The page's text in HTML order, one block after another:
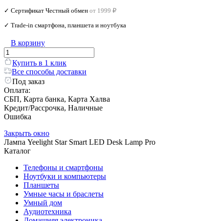
✓ Сертификат Честный обмен от 1999 ₽
✓ Trade‑in смартфона, планшета и ноутбука
В корзину
Купить в 1 клик
Все способы доставки
Под заказ
Оплата:
СБП, Карта банка, Карта Халва
Кредит/Рассрочка, Наличные
Ошибка
Закрыть окно
Лампа Yeelight Star Smart LED Desk Lamp Pro
Каталог
Телефоны и смартфоны
Ноутбуки и компьютеры
Планшеты
Умные часы и браслеты
Умный дом
Аудиотехника